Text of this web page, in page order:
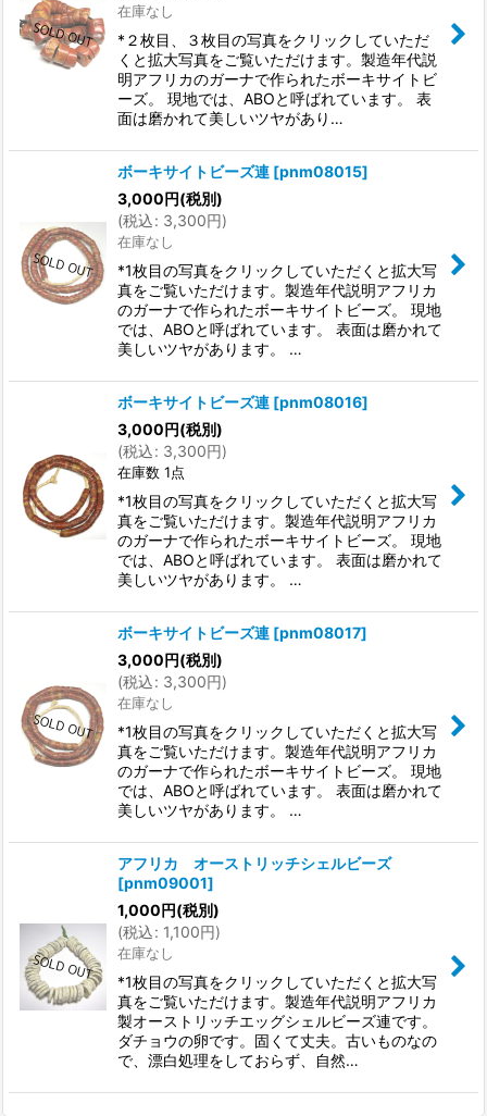
在庫なし
*２枚目、３枚目の写真をクリックしていただ
くと拡大写真をご覧いただけます。製造年代説
明アフリカのガーナで作られたボーキサイトビ
ーズ。 現地では、ABOと呼ばれています。 表
面は磨かれて美しいツヤがあり…
ボーキサイトビーズ連 [pnm08015]
3,000円(税別)
(税込: 3,300円)
在庫なし
*1枚目の写真をクリックしていただくと拡大写
真をご覧いただけます。製造年代説明アフリカ
のガーナで作られたボーキサイトビーズ。 現地
では、ABOと呼ばれています。 表面は磨かれて
美しいツヤがあります。 …
ボーキサイトビーズ連 [pnm08016]
3,000円(税別)
(税込: 3,300円)
在庫数 1点
*1枚目の写真をクリックしていただくと拡大写
真をご覧いただけます。製造年代説明アフリカ
のガーナで作られたボーキサイトビーズ。 現地
では、ABOと呼ばれています。 表面は磨かれて
美しいツヤがあります。 …
ボーキサイトビーズ連 [pnm08017]
3,000円(税別)
(税込: 3,300円)
在庫なし
*1枚目の写真をクリックしていただくと拡大写
真をご覧いただけます。製造年代説明アフリカ
のガーナで作られたボーキサイトビーズ。 現地
では、ABOと呼ばれています。 表面は磨かれて
美しいツヤがあります。 …
アフリカ オーストリッチシェルビーズ
[pnm09001]
1,000円(税別)
(税込: 1,100円)
在庫なし
*1枚目の写真をクリックしていただくと拡大写
真をご覧いただけます。製造年代説明アフリカ
製オーストリッチエッグシェルビーズ連です。
ダチョウの卵です。固くて丈夫。古いものなの
で、漂白処理をしておらず、自然…